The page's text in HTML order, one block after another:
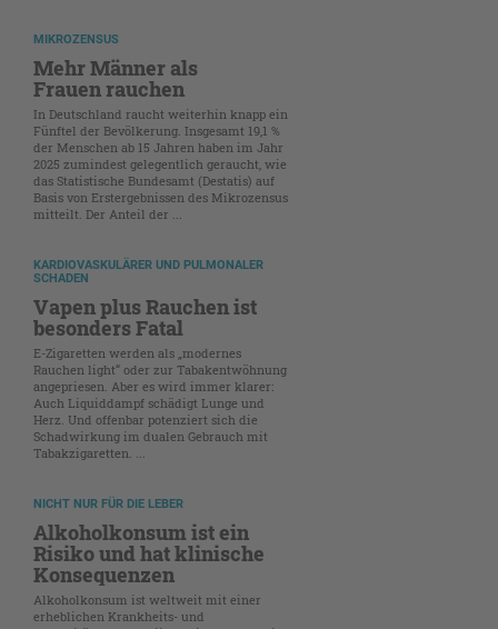
MIKROZENSUS
Mehr Männer als
Frauen rauchen
In Deutschland raucht weiterhin knapp ein
Fünftel der Bevölkerung. Insgesamt 19,1 %
der Menschen ab 15 Jahren haben im Jahr
2025 zumindest gelegentlich geraucht, wie
das Statistische Bundesamt (Destatis) auf
Basis von Erstergebnissen des Mikrozensus
mitteilt. Der Anteil der ...
KARDIOVASKULÄRER UND PULMONALER
SCHADEN
Vapen plus Rauchen ist
besonders Fatal
E-Zigaretten werden als „modernes
Rauchen light“ oder zur Tabakentwöhnung
angepriesen. Aber es wird immer klarer:
Auch Liquiddampf schädigt Lunge und
Herz. Und offenbar potenziert sich die
Schadwirkung im dualen Gebrauch mit
Tabakzigaretten. ...
NICHT NUR FÜR DIE LEBER
Alkoholkonsum ist ein
Risiko und hat klinische
Konsequenzen
Alkoholkonsum ist weltweit mit einer
erheblichen Krankheits- und